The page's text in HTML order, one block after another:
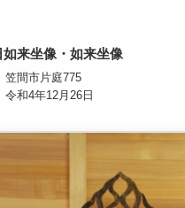
来坐像・如来坐像
笠間市片庭775
令和4年12月26日